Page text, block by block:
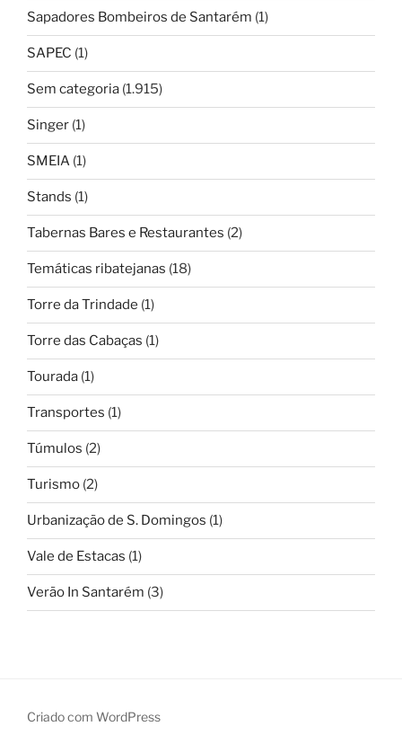
Sapadores Bombeiros de Santarém (1)
SAPEC (1)
Sem categoria (1.915)
Singer (1)
SMEIA (1)
Stands (1)
Tabernas Bares e Restaurantes (2)
Temáticas ribatejanas (18)
Torre da Trindade (1)
Torre das Cabaças (1)
Tourada (1)
Transportes (1)
Túmulos (2)
Turismo (2)
Urbanização de S. Domingos (1)
Vale de Estacas (1)
Verão In Santarém (3)
Criado com WordPress